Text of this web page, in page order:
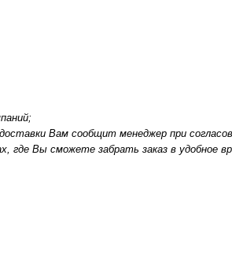
Вам сообщит менеджер при
где Вы сможете забрать заказ в удобное